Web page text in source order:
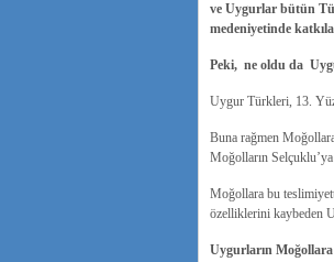
ve Uygurlar bütün
medeniyetinde
Peki, ne oldu da
Uygur Türkleri, 13.
Buna rağmen
Moğolların
Moğollara bu
özelliklerini kaybeden
Uygurların